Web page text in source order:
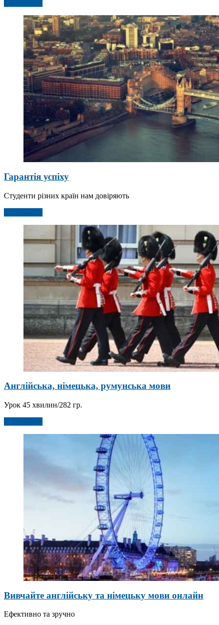
Гарантія успіху
Студенти різних країн нам довіряють
Англійська, німецька, румунська мови
Урок 45 хвилин/282 гр.
Вивчайте англійську та німецьку мови онлайн
Ефективно та зручно